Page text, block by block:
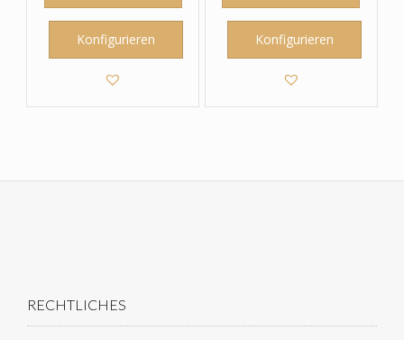
Konfigurieren Konfigurieren
RECHTLICHES